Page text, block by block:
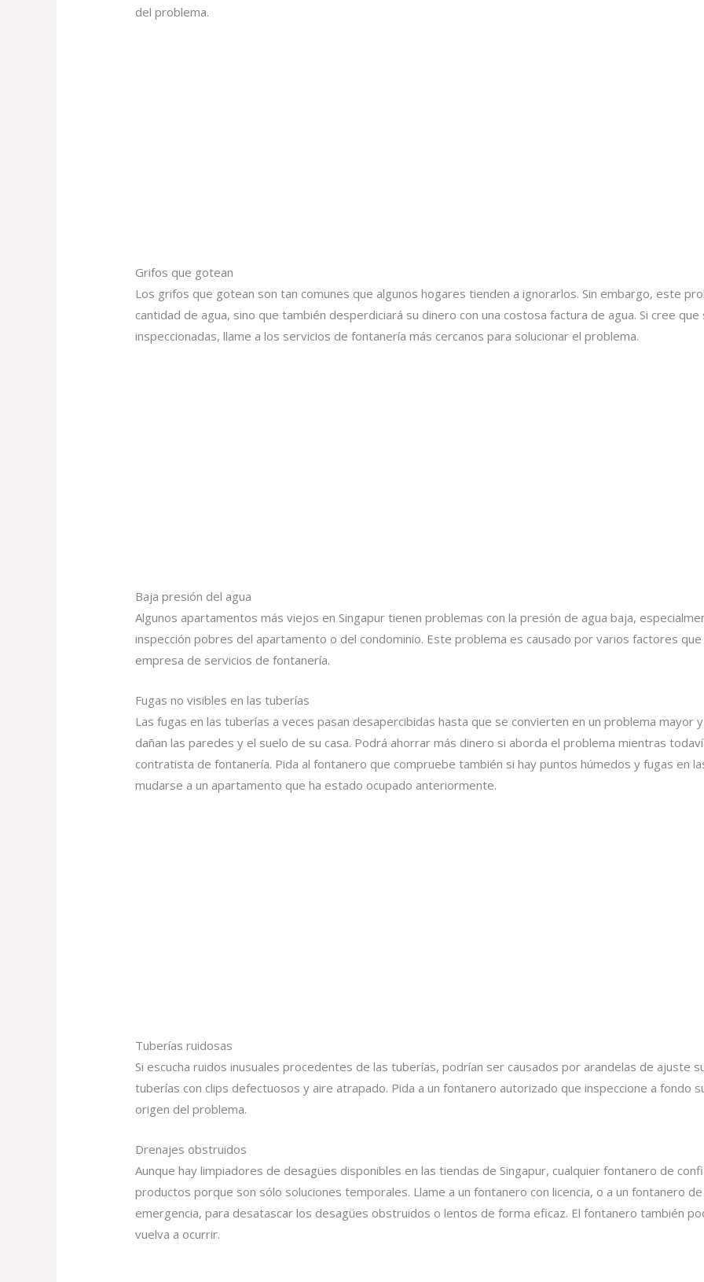
del problema.
Grifos que gotean
Los grifos que gotean son tan comunes que algunos hogares tienden a ignorarlos. Sin embargo, este
cantidad de agua, sino que también desperdiciará su dinero con una costosa factura de agua. Si cree
inspeccionadas, llame a los servicios de fontanería más cercanos para solucionar el problema.
Baja presión del agua
Algunos apartamentos más viejos en Singapur tienen problemas con la presión de agua baja,
inspección pobres del apartamento o del condominio. Este problema es causado por varios factores
empresa de servicios de fontanería.
Fugas no visibles en las tuberías
Las fugas en las tuberías a veces pasan desapercibidas hasta que se convierten en un problema mayor
dañan las paredes y el suelo de su casa. Podrá ahorrar más dinero si aborda el problema mientras
contratista de fontanería. Pida al fontanero que compruebe también si hay puntos húmedos y fugas en
mudarse a un apartamento que ha estado ocupado anteriormente.
Tuberías ruidosas
Si escucha ruidos inusuales procedentes de las tuberías, podrían ser causados por arandelas de ajuste
tuberías con clips defectuosos y aire atrapado. Pida a un fontanero autorizado que inspeccione a fondo
origen del problema.
Drenajes obstruidos
Aunque hay limpiadores de desagües disponibles en las tiendas de Singapur, cualquier fontanero de
productos porque son sólo soluciones temporales. Llame a un fontanero con licencia, o a un fontanero
emergencia, para desatascar los desagües obstruidos o lentos de forma eficaz. El fontanero también
vuelva a ocurrir.